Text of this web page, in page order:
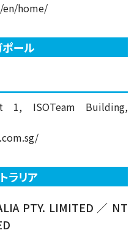
en/home/
ポール
1, ISOTeam Building,
ラリア
PTY. LIMITED ／ NT